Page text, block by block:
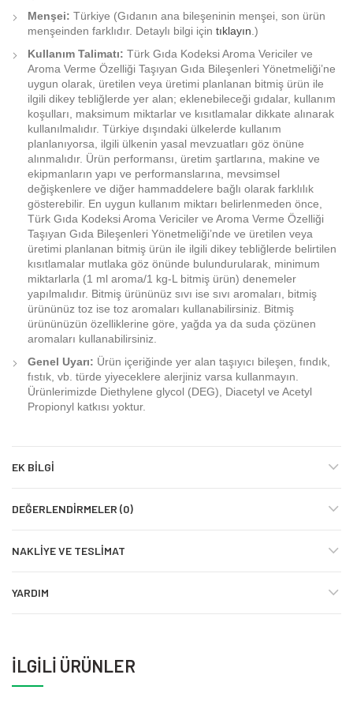
Menşei: Türkiye (Gıdanın ana bileşeninin menşei, son ürün
menşeinden farklıdır. Detaylı bilgi için tıklayın .)
Kullanım Talimatı: Türk Gıda Kodeksi Aroma Vericiler ve
Aroma Verme Özelliği Taşıyan Gıda Bileşenleri Yönetmeliği’ne
uygun olarak, üretilen veya üretimi planlanan bitmiş ürün ile
ilgili dikey tebliğlerde yer alan; eklenebileceği gıdalar, kullanım
koşulları, maksimum miktarlar ve kısıtlamalar dikkate alınarak
kullanılmalıdır. Türkiye dışındaki ülkelerde kullanım
planlanıyorsa, ilgili ülkenin yasal mevzuatları göz önüne
alınmalıdır. Ürün performansı, üretim şartlarına, makine ve
ekipmanların yapı ve performanslarına, mevsimsel
değişkenlere ve diğer hammaddelere bağlı olarak farklılık
gösterebilir. En uygun kullanım miktarı belirlenmeden önce,
Türk Gıda Kodeksi Aroma Vericiler ve Aroma Verme Özelliği
Taşıyan Gıda Bileşenleri Yönetmeliği’nde ve üretilen veya
üretimi planlanan bitmiş ürün ile ilgili dikey tebliğlerde belirtilen
kısıtlamalar mutlaka göz önünde bulundurularak, minimum
miktarlarla (1 ml aroma/1 kg-L bitmiş ürün) denemeler
yapılmalıdır. Bitmiş ürününüz sıvı ise sıvı aromaları, bitmiş
ürününüz toz ise toz aromaları kullanabilirsiniz. Bitmiş
ürününüzün özelliklerine göre, yağda ya da suda çözünen
aromaları kullanabilirsiniz.
Genel Uyarı: Ürün içeriğinde yer alan taşıyıcı bileşen, fındık,
fıstık, vb. türde yiyeceklere alerjiniz varsa kullanmayın.
Ürünlerimizde Diethylene glycol (DEG), Diacetyl ve Acetyl
Propionyl katkısı yoktur.
EK BILGI
DEĞERLENDIRMELER (0)
NAKLIYE VE TESLIMAT
YARDIM
İLGILI ÜRÜNLER